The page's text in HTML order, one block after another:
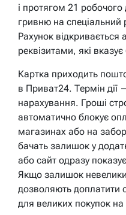
і протягом 21
гривню на спеціальний
Рахунок
реквізитами, які
Картка приходить
в Приват24. Термін дії
нарахування. Гроші
автоматично блокує
магазинах або на
бачать залишок у
або сайт одразу
Якщо залишок
дозволяють
для великих покупок